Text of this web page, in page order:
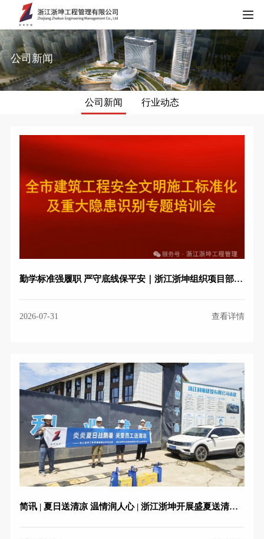
HOME
关于我们
资质证书
项目荣誉
公司新闻
行业动态
典型案例
工程监理类
造价咨询类
全过程工程咨询类
服务项目
工程监理
加盟合作
公司新闻
公司新闻 行业动态
勤学标准强履职 严守底线保平安｜浙江浙坤组织项目部参加全市建筑工程安全文明施工标准化暨重大隐患识别专题培训会
2026-07-31 查看详情
简讯 | 夏日送清凉 温情润人心 | 浙江浙坤开展盛夏送清凉活动